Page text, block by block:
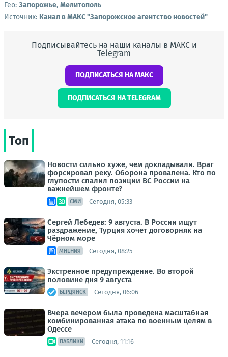
Гео: Запорожье, Мелитополь
Источник: Канал в МАКС "Запорожское агентство новостей"
Подписывайтесь на наши каналы в МАКС и
Telegram
ПОДПИСАТЬСЯ НА МАКС
ПОДПИСАТЬСЯ НА TELEGRAM
Топ
Новости сильно хуже, чем докладывали. Враг
форсировал реку. Оборона провалена. Кто по
глупости спалил позиции ВС России на
важнейшем фронте?
СМИ Сегодня, 05:33
Сергей Лебедев: 9 августа. В России ищут
раздражение, Турция хочет договорняк на
Чёрном море
МНЕНИЯ Сегодня, 08:25
Экстренное предупреждение. Во второй
половине дня 9 августа
БЕРДЯНСК Сегодня, 06:06
Вчера вечером была проведена масштабная
комбинированная атака по военным целям в
Одессе
ПАБЛИКИ Сегодня, 11:16